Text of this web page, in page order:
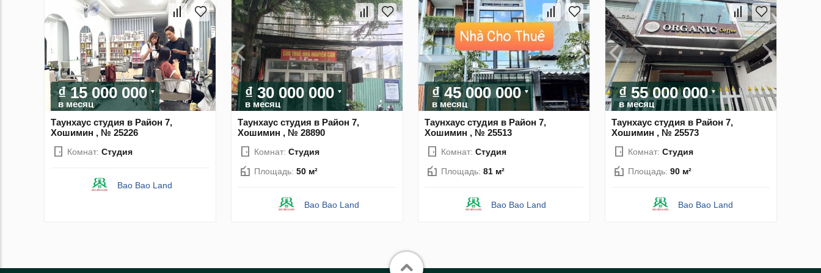
₫ 15 000 000
в месяц
Таунхаус студия в Район 7,
Хошимин , № 25226
Комнат: Студия
Bao Bao Land
₫ 30 000 000
в месяц
Таунхаус студия в Район 7,
Хошимин , № 28890
Комнат: Студия
Площадь: 50 м²
Bao Bao Land
₫ 45 000 000
в месяц
Таунхаус студия в Район 7,
Хошимин , № 25513
Комнат: Студия
Площадь: 81 м²
Bao Bao Land
₫ 55 000 000
в месяц
Таунхаус студия в Район 7,
Хошимин , № 25573
Комнат: Студия
Площадь: 90 м²
Bao Bao Land